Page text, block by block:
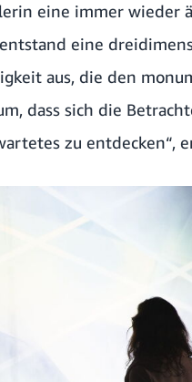
eine immer wieder
eine
aus, die den
dass sich die
zu entdecken“,